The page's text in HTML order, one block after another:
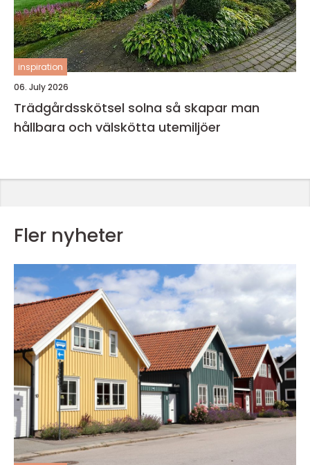
inspiration
06. July 2026
Trädgårdsskötsel solna så skapar man
hållbara och välskötta utemiljöer
Fler nyheter